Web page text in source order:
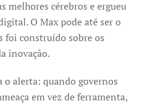
melhores cérebros e ergueu
O Max pode até ser o
foi construído sobre os
inovação.
o alerta: quando governos
em vez de ferramenta,